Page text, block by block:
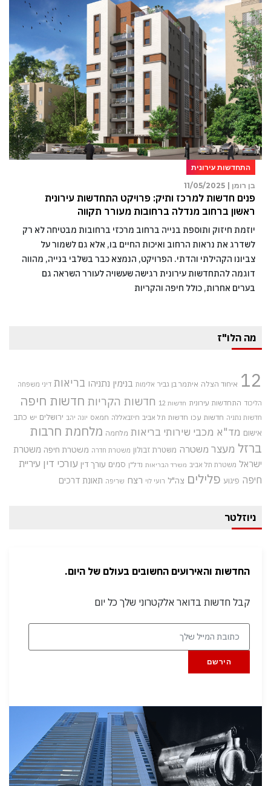
התחדשות עירונית
בן רומן |
11/05/2025
פנים חדשות למרכז ותיק: פרויקט התחדשות עירונית
ראשון ברחוב מנדלה ברחובות מעורר תקווה
יוזמת חיזוק ותוספת בנייה ברחוב מרכזי ברחובות מבטיחה לא רק
לשדרג את נראות הרחוב ואיכות החיים בו, אלא גם לשמור על
צביונו הקהילתי והדתי. הפרויקט, הנמצא כבר בשלבי בנייה, מהווה
דוגמה להתחדשות עירונית רגישה שעשויה לעורר השראה גם
בערים אחרות, כולל חיפה והקריות
מה הלו"ז
12 איחוד הצלה איתמר בן גביר אלימות בנימין נתניהו בריאות דיני משפחה
הליכוד התחדשות עירונית חדשות 12 חדשות הקריות חדשות חיפה
חדשות נתניה חדשות עכו חדשות תל אביב חיזבאללה חמאס יונה יהב ירושלים יש כתב
אישום מד"א מכבי שירותי בריאות מלחמה מלחמת חרבות
ברזל מעצר משטרה משטרת זבולון משטרת חדרה משטרת חיפה משטרת
ישראל משטרת תל אביב משרד הבריאות נדל"ן סמים עורך דין עורכי דין עיריית
חיפה פיגוע פלילים צה"ל רועי לוי רצח שריפה תאונת דרכים
ניוזלטר
החדשות והאירועים החשובים בעולם של היום.
קבל חדשות בדואר אלקטרוני שלך כל יום
הירשם